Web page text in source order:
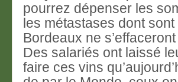
pourrez dépenser les
les métastases dont
Bordeaux ne
Des salariés ont laissé
faire ces vins